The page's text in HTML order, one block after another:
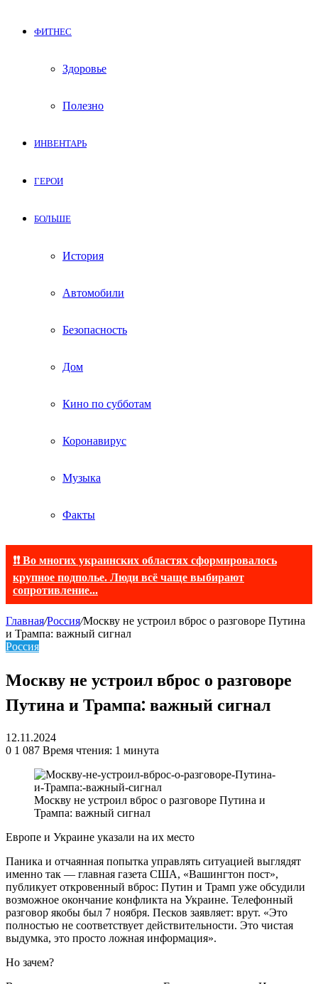
ФИТНЕС
Здоровье
Полезно
ИНВЕНТАРЬ
ГЕРОИ
БОЛЬШЕ
История
Автомобили
Безопасность
Дом
Кино по субботам
Коронавирус
Музыка
Факты
❗❗ Во многих украинских областях сформировалось
крупное подполье. Люди всё чаще выбирают
сопротивление...
Главная/Россия/Москву не устроил вброс о разговоре Путина
и Трампа: важный сигнал
Россия
Москву не устроил вброс о разговоре
Путина и Трампа: важный сигнал
12.11.2024
0 1 087 Время чтения: 1 минута
Москву не устроил вброс о разговоре Путина и
Трампа: важный сигнал
Европе и Украине указали на их место
Паника и отчаянная попытка управлять ситуацией выглядят
именно так — главная газета США, «Вашингтон пост»,
публикует откровенный вброс: Путин и Трамп уже обсудили
возможное окончание конфликта на Украине. Телефонный
разговор якобы был 7 ноября. Песков заявляет: врут. «Это
полностью не соответствует действительности. Это чистая
выдумка, это просто ложная информация».
Но зачем?